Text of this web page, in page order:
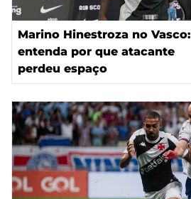
Marino Hinestroza no Vasco:
entenda por que atacante
perdeu espaço